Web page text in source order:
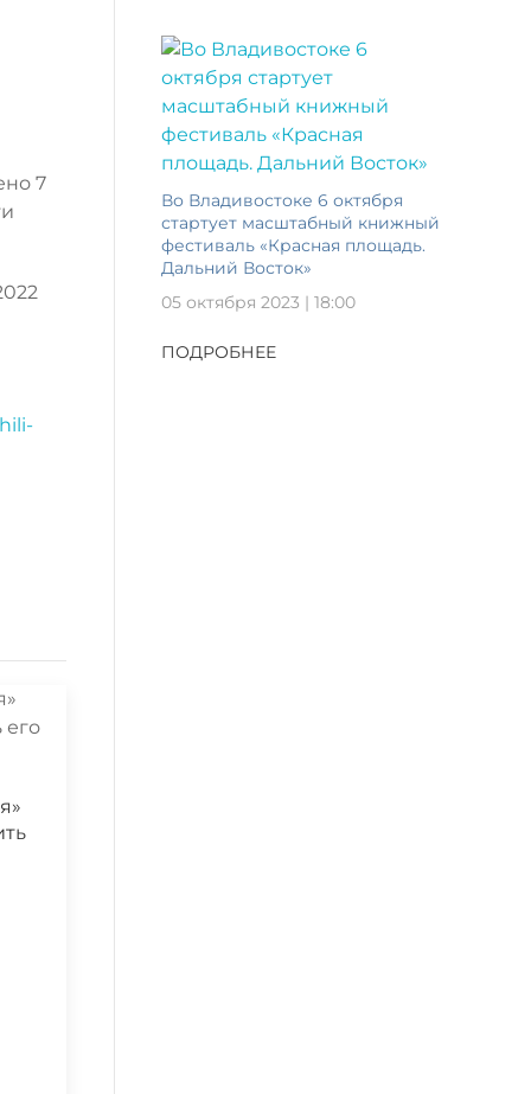
7
Во Владивостоке 6 октября
стартует масштабный книжный
фестиваль «Красная площадь.
Дальний Восток»
05 октября 2023 | 18:00
ПОДРОБНЕЕ